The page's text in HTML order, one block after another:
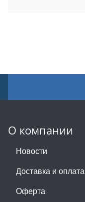
О компании
Новости
Доставка и оплата
Оферта